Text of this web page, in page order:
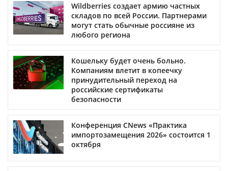
Wildberries создает армию частных
складов по всей России. Партнерами
могут стать обычные россияне из
любого региона
Кошельку будет очень больно.
Компаниям влетит в копеечку
принудительный переход на
российские сертификаты
безопасности
Конференция CNews «Практика
импортозамещения 2026» состоится 1
октября